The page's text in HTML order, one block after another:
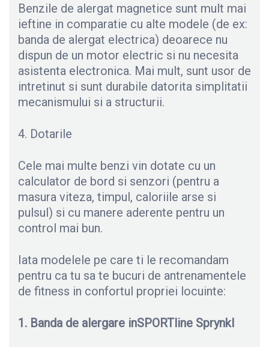
Benzile de alergat magnetice sunt mult mai
ieftine in comparatie cu alte modele (de ex:
banda de alergat electrica) deoarece nu
dispun de un motor electric si nu necesita
asistenta electronica. Mai mult, sunt usor de
intretinut si sunt durabile datorita simplitatii
mecanismului si a structurii.
4. Dotarile
Cele mai multe benzi vin dotate cu un
calculator de bord si senzori (pentru a
masura viteza, timpul, caloriile arse si
pulsul) si cu manere aderente pentru un
control mai bun.
Iata modelele pe care ti le recomandam
pentru ca tu sa te bucuri de antrenamentele
de fitness in confortul propriei locuinte:
1. Banda de alergare inSPORTline Sprynkl